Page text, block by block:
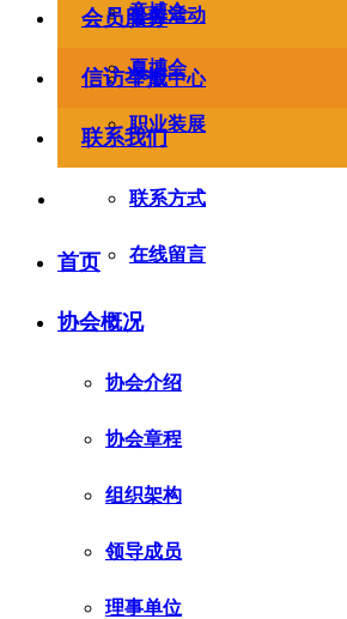
童博会
夏博会
职业装展
公益活动
会员服务
下载中心
信访举报
联系我们
联系方式
在线留言
首页
协会概况
协会介绍
协会章程
组织架构
领导成员
理事单位